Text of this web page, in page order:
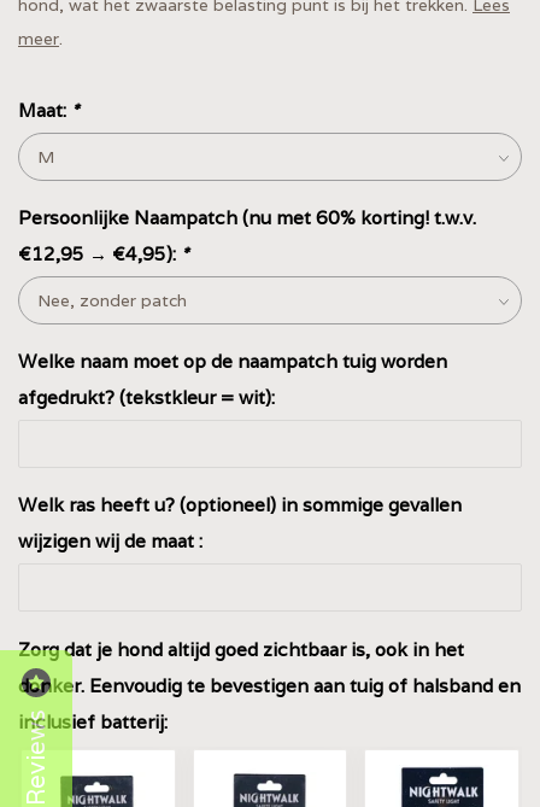
hond, wat het zwaarste belasting punt is bij het trekken. Lees
meer.
Maat: *
Persoonlijke Naampatch (nu met 60% korting! t.w.v.
€12,95 → €4,95): *
Welke naam moet op de naampatch tuig worden
afgedrukt? (tekstkleur = wit):
Welk ras heeft u? (optioneel) in sommige gevallen
wijzigen wij de maat :
Zorg dat je hond altijd goed zichtbaar is, ook in het
donker. Eenvoudig te bevestigen aan tuig of halsband en
inclusief batterij:
Reviews